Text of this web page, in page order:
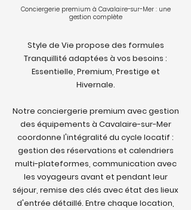
Conciergerie premium à Cavalaire-sur-Mer : une
gestion complète
Style de Vie propose des formules
Tranquillité adaptées à vos besoins :
Essentielle, Premium, Prestige et
Hivernale.
Notre conciergerie premium avec gestion
des équipements à Cavalaire-sur-Mer
coordonne l'intégralité du cycle locatif :
gestion des réservations et calendriers
multi-plateformes, communication avec
les voyageurs avant et pendant leur
séjour, remise des clés avec état des lieux
d'entrée détaillé. Entre chaque location,